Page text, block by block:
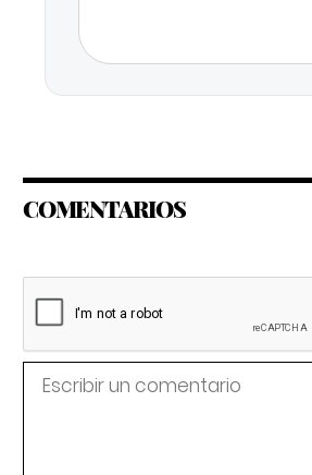
COMENTARIOS